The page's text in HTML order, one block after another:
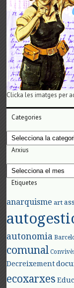
Clicka les imatges per
Categories
Categories
Arxius
Arxius
Etiquetes
anarquisme art
autonomia
comunal
Decreixement
ecoxarxes